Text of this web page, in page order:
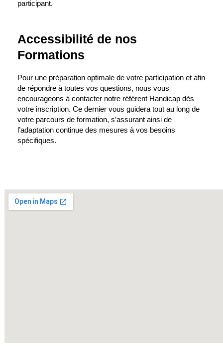
participant.
Accessibilité de nos
Formations
Pour une préparation optimale de votre participation et afin
de répondre à toutes vos questions, nous vous
encourageons à contacter notre référent Handicap dès
votre inscription. Ce dernier vous guidera tout au long de
votre parcours de formation, s’assurant ainsi de
l’adaptation continue des mesures à vos besoins
spécifiques.